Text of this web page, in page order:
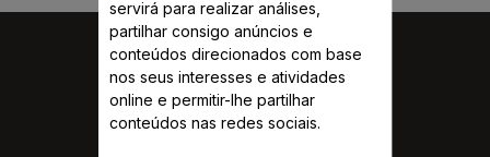
KRUPS PERTO DE SI...
servirá para realizar análises,
partilhar consigo anúncios e
conteúdos direcionados com base
nos seus interesses e atividades
online e permitir-lhe partilhar
conteúdos nas redes sociais.